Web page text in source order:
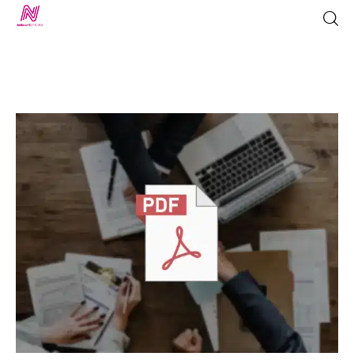
Inicio
TV en Vivo
Jalisco Noticias
Programación
Jalisco TV
Jalisco RADIO / En Vivo
Nosotros